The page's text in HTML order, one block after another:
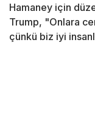
Hamaney için
Trump, "Onlara
çünkü biz iyi